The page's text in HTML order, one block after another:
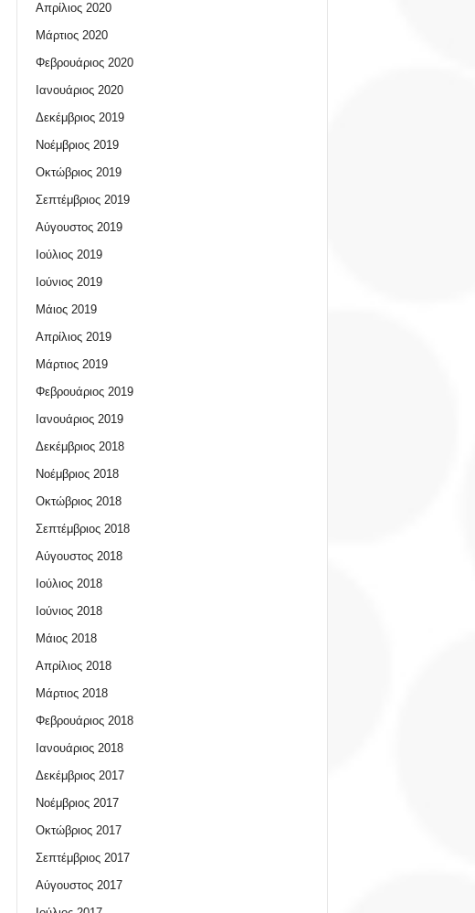
Απρίλιος 2020
Μάρτιος 2020
Φεβρουάριος 2020
Ιανουάριος 2020
Δεκέμβριος 2019
Νοέμβριος 2019
Οκτώβριος 2019
Σεπτέμβριος 2019
Αύγουστος 2019
Ιούλιος 2019
Ιούνιος 2019
Μάιος 2019
Απρίλιος 2019
Μάρτιος 2019
Φεβρουάριος 2019
Ιανουάριος 2019
Δεκέμβριος 2018
Νοέμβριος 2018
Οκτώβριος 2018
Σεπτέμβριος 2018
Αύγουστος 2018
Ιούλιος 2018
Ιούνιος 2018
Μάιος 2018
Απρίλιος 2018
Μάρτιος 2018
Φεβρουάριος 2018
Ιανουάριος 2018
Δεκέμβριος 2017
Νοέμβριος 2017
Οκτώβριος 2017
Σεπτέμβριος 2017
Αύγουστος 2017